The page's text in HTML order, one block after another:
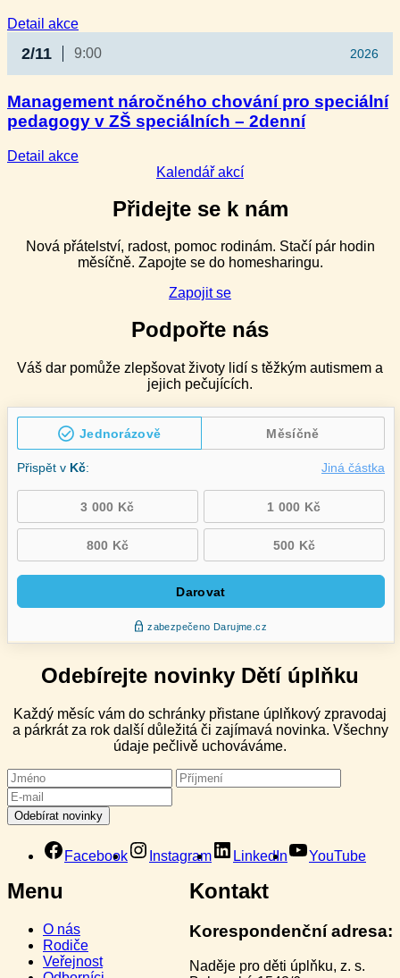
Detail akce:
chování
(funkční
hodnocení)
–
2/11 2026
9:00
Management náročného chování pro speciální
pedagogy v ZŠ speciálních – 2denní
Detail akce:
Management
chování
pedagogy
v ZŠ
Kalendář akcí
Přidejte se k nám
Nová přátelství, radost, pomoc rodinám. Stačí pár hodin
měsíčně. Zapojte se do homesharingu.
Zapojit se
Podpořte nás
Váš dar pomůže zlepšovat životy lidí s těžkým autismem a
jejich pečujících.
Odebírejte novinky Dětí úplňku
Každý měsíc vám do schránky přistane úplňkový zpravodaj
a párkrát za rok další důležitá či zajímavá novinka. Všechny
údaje pečlivě uchováváme.
Facebook Instagram LinkedIn YouTube
Menu
O nás
Rodiče
Veřejnost
Kontakt
Korespondenční adresa:
Naděje pro děti úplňku, z. s.